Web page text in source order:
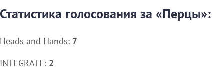
Статистика голосования за «Перцы»:
Heads and Hands: 7
INTEGRATE: 2